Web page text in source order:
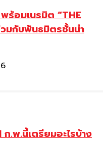
ร้อมเนรมิต “THE
วมกับพันธมิตรชั้นนำ
ก.พ.นี้เตรียมอะไรบ้าง